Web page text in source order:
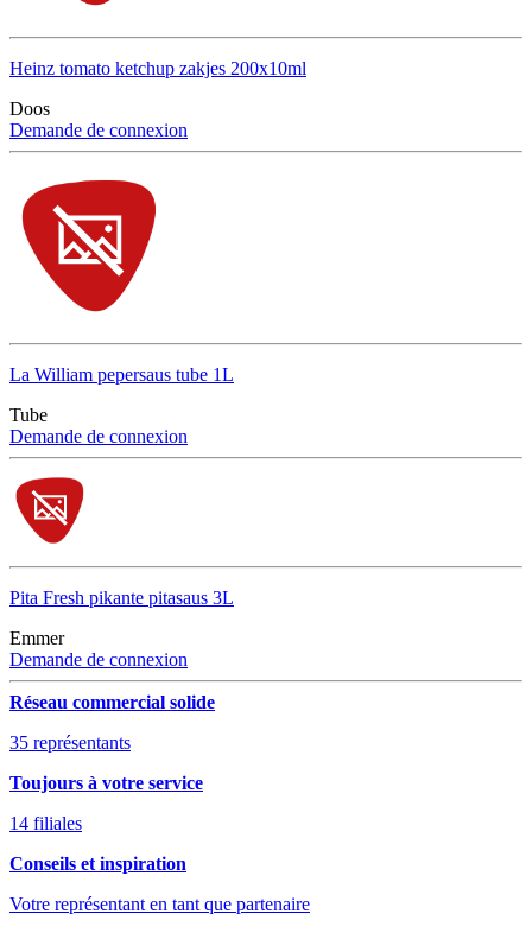
Heinz tomato ketchup zakjes 200x10ml
Doos
Demande de connexion
La William pepersaus tube 1L
Tube
Demande de connexion
Pita Fresh pikante pitasaus 3L
Emmer
Demande de connexion
Réseau commercial solide
35 représentants
Toujours à votre service
14 filiales
Conseils et inspiration
Votre représentant en tant que partenaire